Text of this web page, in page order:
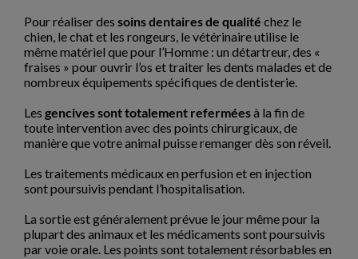
Pour réaliser des soins dentaires de qualité chez le
chien, le chat et les rongeurs, le vétérinaire utilise le
même matériel que pour l’Homme : un détartreur, des «
fraises » pour ouvrir l’os et traiter les dents malades et de
nombreux équipements spécifiques de dentisterie.
Les gencives sont totalement referméesà la fin de
toute intervention avec des points chirurgicaux, de
manière que votre animal puisse remanger dès son réveil.
Les traitements médicaux en perfusion et en injection
sont poursuivis pendant l’hospitalisation.
La sortie est généralement prévue le jour même pour la
plupart des animaux et les médicaments sont poursuivis
par voie orale. Les points sont totalement résorbables en